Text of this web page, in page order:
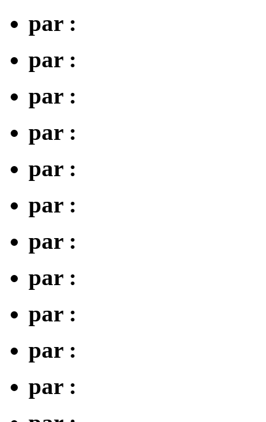
par :
par :
par :
par :
par :
par :
par :
par :
par :
par :
par :